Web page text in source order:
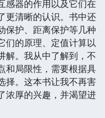
感器的作用以及它们在
更清晰的认识。书中还
保护、距离保护等几种
们的原理、定值计算以
解。我从中了解到，不
和局限性，需要根据具
择。这本书让我不再害
浓厚的兴趣，并渴望进